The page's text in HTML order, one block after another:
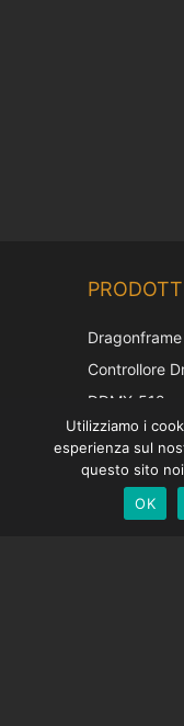
Controllore
DDMX-512
DMC-32
Cappuccio
Utilizziamo i
esperienza sul
questo sito
OK